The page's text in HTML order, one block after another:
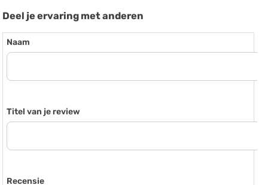
Deel je ervaring met anderen
Naam
Titel van je review
Recensie